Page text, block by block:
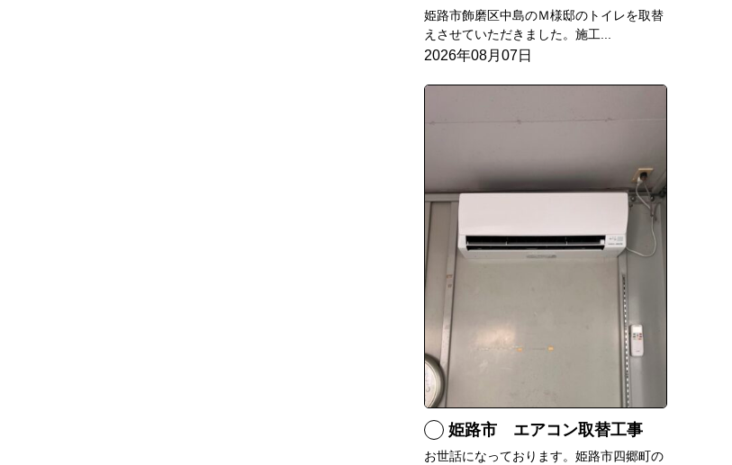
姫路市飾磨区中島のＭ様邸のトイレを取替
えさせていただきました。施工...
2026年08月07日
姫路市 エアコン取替工事
お世話になっております。姫路市四郷町の